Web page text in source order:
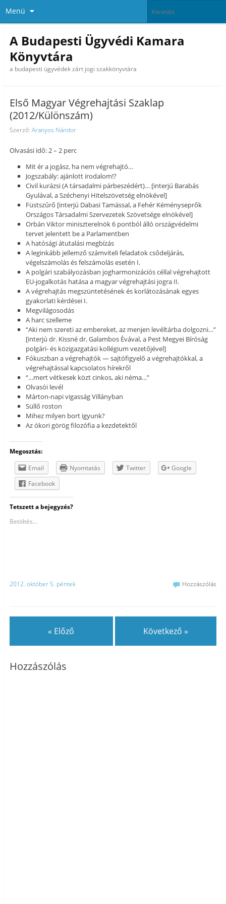
Menü
A Budapesti Ügyvédi Kamara
Könyvtára
a budapesti ügyvédek zárt jogi szakkönyvtára
Első Magyar Végrehajtási Szaklap
(2012/Különszám)
Szerző: Aranyos Nándor
Olvasási idő: 2 – 2 perc
Mit ér a jogász, ha nem végrehajtó…
Jogszabály: ajánlott irodalom!?
Civil kurázsi (A társadalmi párbeszédért)… [interjú Barabás
Gyulával, a Széchenyi Hitelszövetség elnökével]
Füstszűrő [interjú Dabasi Tamással, a Fehér Kéményseprők
Országos Társadalmi Szervezetek Szövetsége elnökével]
Orbán Viktor miniszterelnök 6 pontból álló országvédelmi
tervet jelentett be a Parlamentben
A hatósági átutalási megbízás
A leginkább jellemző számviteli feladatok csődeljárás,
végelszámolás és felszámolás esetén I.
A polgári szabályozásban jogharmonizációs céllal végrehajtott
EU-jogalkotás hatása a magyar végrehajtási jogra II.
A végrehajtás megszüntetésének és korlátozásának egyes
gyakorlati kérdései I.
Megvilágosodás
A harc szelleme
“Aki nem szereti az embereket, az menjen levéltárba dolgozni…”
[interjú dr. Kissné dr. Galambos Évával, a Pest Megyei Bíróság
polgári- és közigazgatási kollégium vezetőjével]
Fókuszban a végrehajtók — sajtófigyelő a végrehajtókkal, a
végrehajtással kapcsolatos hírekről
“…mert vétkesek közt cinkos, aki néma…”
Olvasói levél
Márton-napi vigasság Villányban
Süllő roston
Mihez milyen bort igyunk?
Az ókori görög filozófia a kezdetektől
Megosztás:
Email
Nyomtatás Twitter
Google
Facebook
Tetszett a bejegyzés?
Betöltés...
2012. október 5. péntek Hozzászólás
« Előző Következő »
Hozzászólás